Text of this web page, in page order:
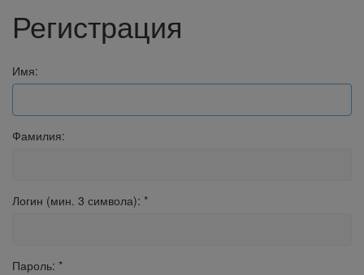
Регистрация
Имя:
Фамилия:
Логин (мин. 3 символа): *
Пароль: *